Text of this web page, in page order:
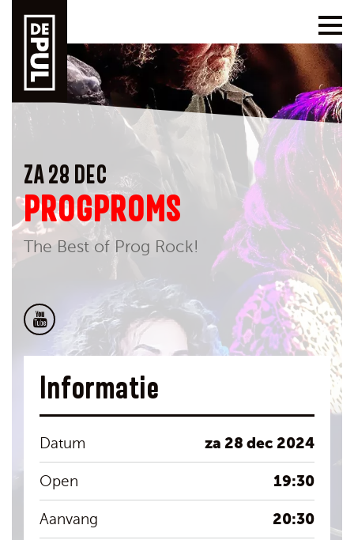
ZA 28 DEC
PROGPROMS
The Best of Prog Rock!
Informatie
Datum za 28 dec 2024
Open 19:30
Aanvang 20:30